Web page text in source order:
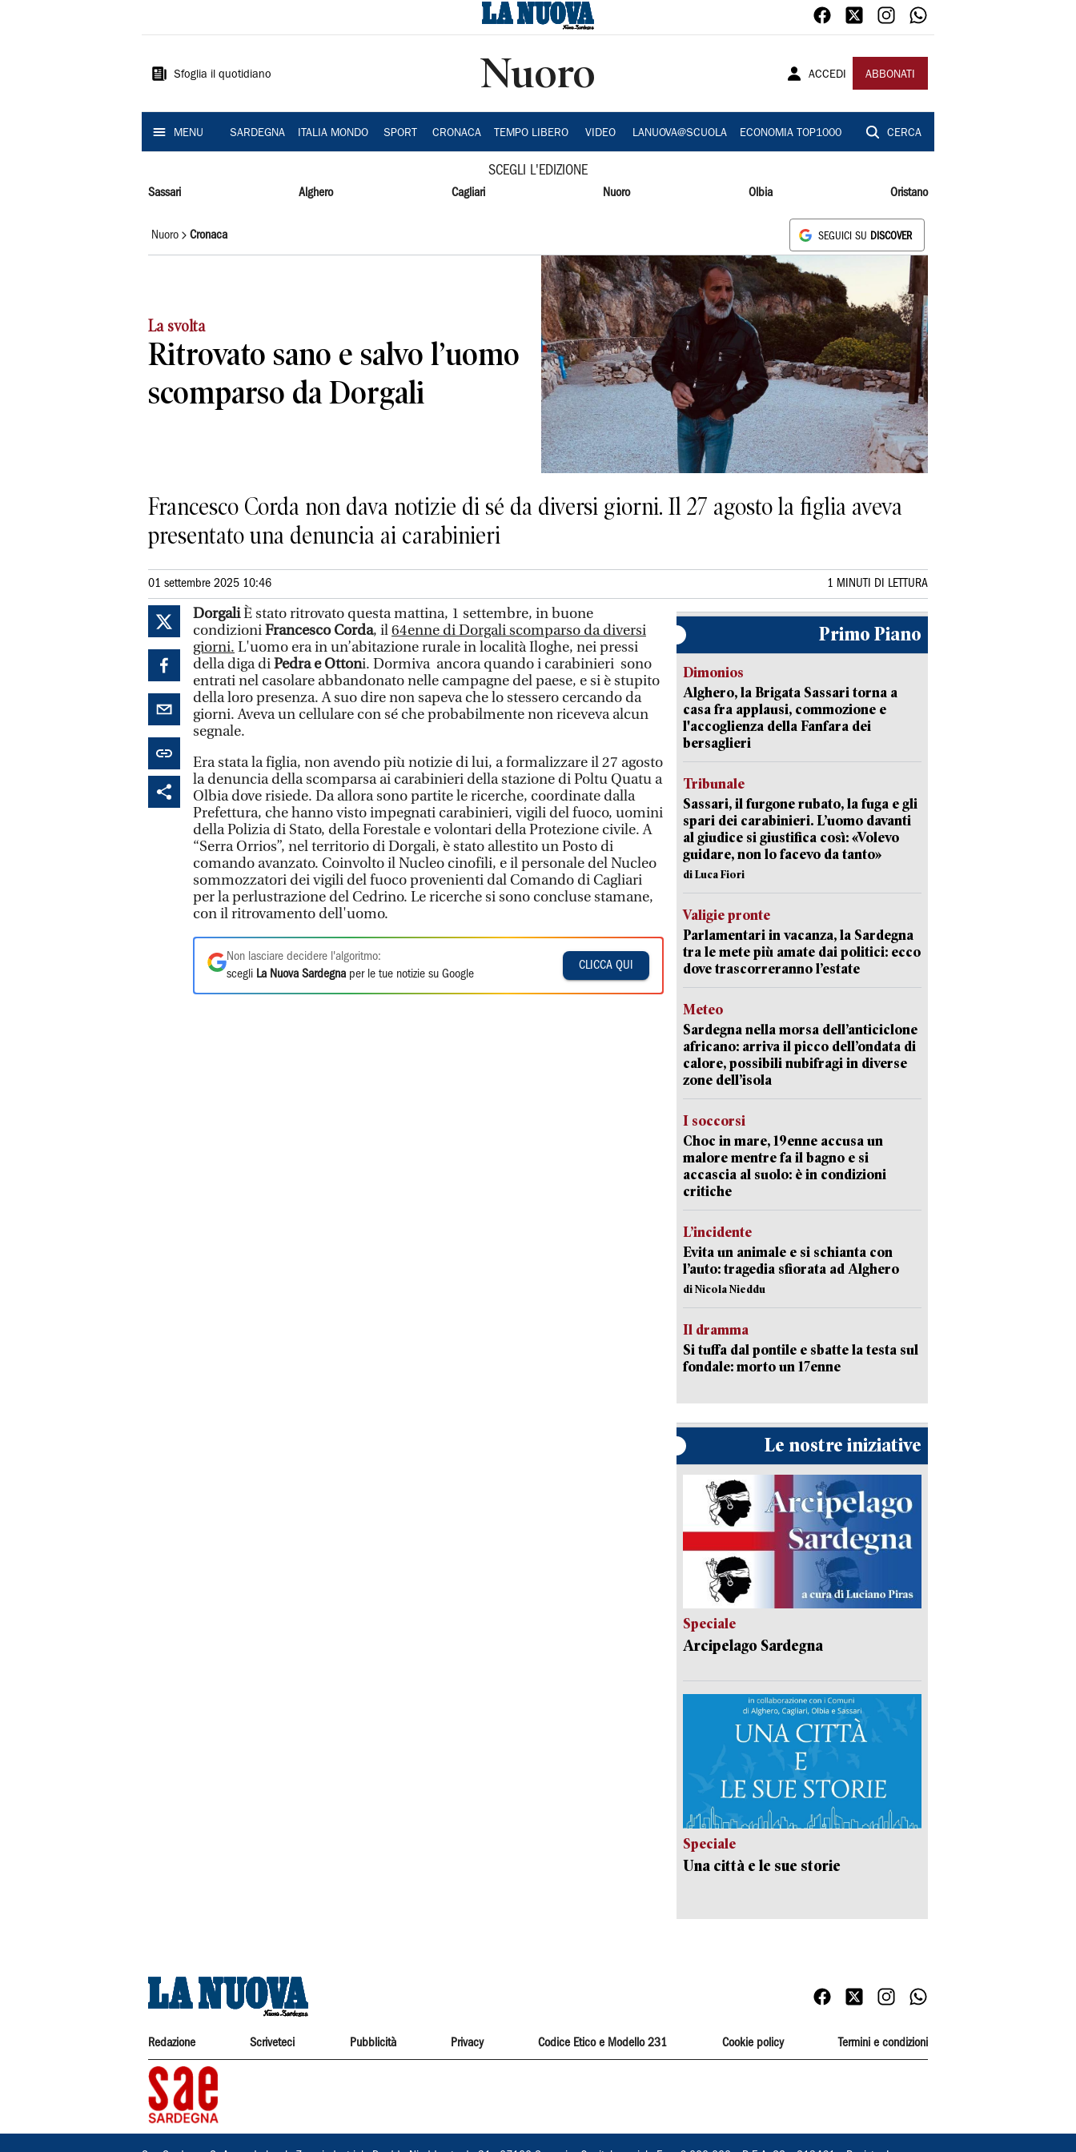
Sardegna
Sfoglia il quotidiano Nuoro ACCEDI ABBONATI
MENU SARDEGNA ITALIA MONDO SPORT CRONACA TEMPO LIBERO VIDEO LANUOVA@SCUOLA ECONOMIA TOP1000 CERCA
SCEGLI L'EDIZIONE
Sassari Alghero Cagliari Nuoro Olbia Oristano
Nuoro Cronaca SEGUICI SU DISCOVER
La svolta
Ritrovato sano e salvo l’uomo
scomparso da Dorgali
Francesco Corda non dava notizie di sé da diversi giorni. Il 27 agosto la figlia aveva
presentato una denuncia ai carabinieri
01 settembre 2025 10:46 1 MINUTI DI LETTURA
DorgaliÈ stato ritrovato questa mattina, 1 settembre, in buone
condizioniFrancesco Corda, il64enne di Dorgali scomparso da diversi
giorni. L'uomo era in un’abitazione rurale in località Iloghe, nei pressi
della diga diPedra e Ottoni. Dormiva ancora quando i carabinieri sono
entrati nel casolare abbandonato nelle campagne del paese, e si è stupito
della loro presenza. A suo dire non sapeva che lo stessero cercando da
giorni. Aveva un cellulare con sé che probabilmente non riceveva alcun
segnale.
Era stata la figlia, non avendo più notizie di lui, a formalizzare il 27 agosto
la denuncia della scomparsa ai carabinieri della stazione di Poltu Quatu a
Olbia dove risiede. Da allora sono partite le ricerche, coordinate dalla
Prefettura, che hanno visto impegnati carabinieri, vigili del fuoco, uomini
della Polizia di Stato, della Forestale e volontari della Protezione civile. A
“Serra Orrios”, nel territorio di Dorgali, è stato allestito un Posto di
comando avanzato. Coinvolto il Nucleo cinofili, e il personale del Nucleo
sommozzatori dei vigili del fuoco provenienti dal Comando di Cagliari
per la perlustrazione del Cedrino. Le ricerche si sono concluse stamane,
con il ritrovamento dell'uomo.
Non lasciare decidere l'algoritmo:
scegli La Nuova Sardegna per le tue notizie su Google
CLICCA QUI
Primo Piano
Dimonios
Alghero, la Brigata Sassari torna a
casa fra applausi, commozione e
l'accoglienza della Fanfara dei
bersaglieri
Tribunale
Sassari, il furgone rubato, la fuga e gli
spari dei carabinieri. L’uomo davanti
al giudice si giustifica così: «Volevo
guidare, non lo facevo da tanto»
di Luca Fiori
Valigie pronte
Parlamentari in vacanza, la Sardegna
tra le mete più amate dai politici: ecco
dove trascorreranno l’estate
Meteo
Sardegna nella morsa dell’anticiclone
africano: arriva il picco dell’ondata di
calore, possibili nubifragi in diverse
zone dell’isola
I soccorsi
Choc in mare, 19enne accusa un
malore mentre fa il bagno e si
accascia al suolo: è in condizioni
critiche
L’incidente
Evita un animale e si schianta con
l’auto: tragedia sfiorata ad Alghero
di Nicola Nieddu
Il dramma
Si tuffa dal pontile e sbatte la testa sul
fondale: morto un 17enne
Le nostre iniziative
Speciale
Arcipelago Sardegna
Speciale
Una città e le sue storie
Redazione Scriveteci Pubblicità Privacy Codice Etico e Modello 231 Cookie policy Termini e condizioni